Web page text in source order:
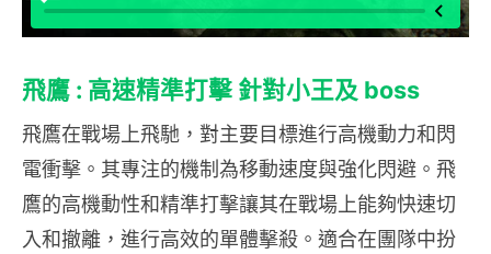
飛鷹 : 高速精準打擊 針對小王及 boss
飛鷹在戰場上飛馳，對主要目標進行高機動力和閃
電衝擊。其專注的機制為移動速度與強化閃避。飛
鷹的高機動性和精準打擊讓其在戰場上能夠快速切
入和撤離，進行高效的單體擊殺。適合在團隊中扮